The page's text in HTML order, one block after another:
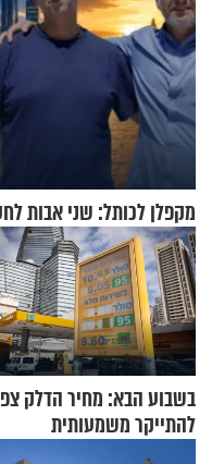
מקפלן לכותל: שני אבות
בשבוע הבא: מחיר הדלק
להתייקר משמעותית